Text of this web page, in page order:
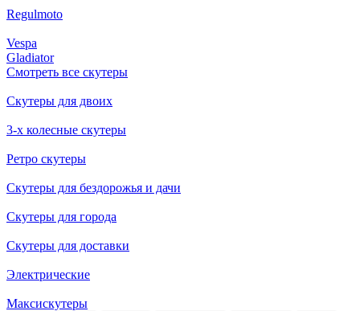
Regulmoto
Vespa
Gladiator
Смотреть все скутеры
Скутеры для двоих
3-х колесные скутеры
Ретро скутеры
Скутеры для бездорожья и дачи
Скутеры для города
Скутеры для доставки
Электрические
Максискутеры